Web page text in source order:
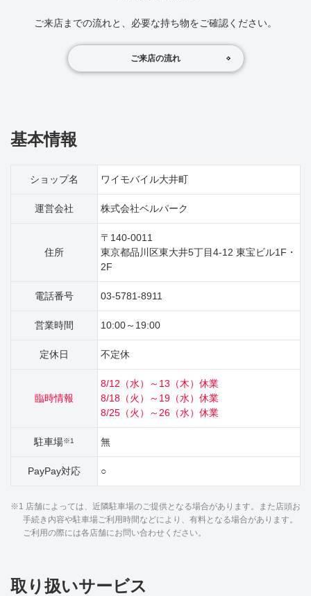
ご来店までの流れと、必要な持ち物をご確認ください。
ご来店の流れ
基本情報
ショップ名 ワイモバイル大井町
運営会社 株式会社ベルパーク
住所
〒140-0011
東京都品川区東大井5丁目4‐12 東宝ビル1F・
2F
電話番号 03-5781-8911
営業時間 10:00～19:00
定休日 不定休
臨時情報
8/12（水）～13（木）休業
8/18（火）～19（水）休業
8/25（火）～26（水）休業
駐車場※1 無
PayPay対応 ○
※1 店舗によっては、近隣駐車場のご提供となる場合があります。また店頭お
手続き内容や駐車場ご利用時間などにより、有料となる場合があります。
ご利用の際には各店舗にお問い合わせください。
取り扱いサービス